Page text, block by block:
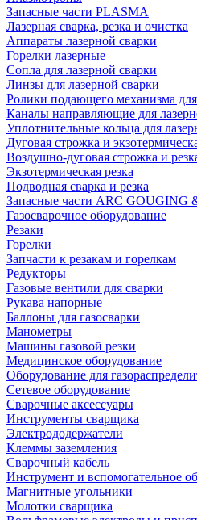
Запасные части PLASMA
Лазерная сварка, резка и очистка
Аппараты лазерной сварки
Горелки лазерные
Сопла для лазерной сварки
Линзы для лазерной сварки
Ролики подающего механизма для
Каналы направляющие для
Уплотнительные кольца для
Дуговая строжка и
Воздушно-дуговая строжка и
Экзотермическая резка
Подводная сварка и резка
Запасные части ARC
Газосварочное оборудование
Резаки
Горелки
Запчасти к резакам и горелкам
Редукторы
Газовые вентили для сварки
Рукава напорные
Баллоны для газосварки
Манометры
Машины газовой резки
Медицинское оборудование
Оборудование для
Сетевое оборудование
Сварочные аксессуары
Инструменты сварщика
Электрододержатели
Клеммы заземления
Сварочный кабель
Инструмент и вспомогательное
Магнитные угольники
Молотки сварщика